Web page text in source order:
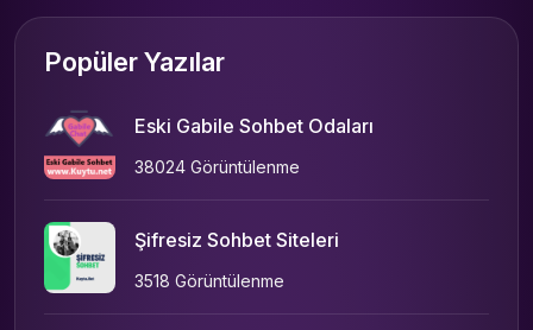
Popüler Yazılar
Eski Gabile Sohbet Odaları
38024 Görüntülenme
Şifresiz Sohbet Siteleri
3518 Görüntülenme